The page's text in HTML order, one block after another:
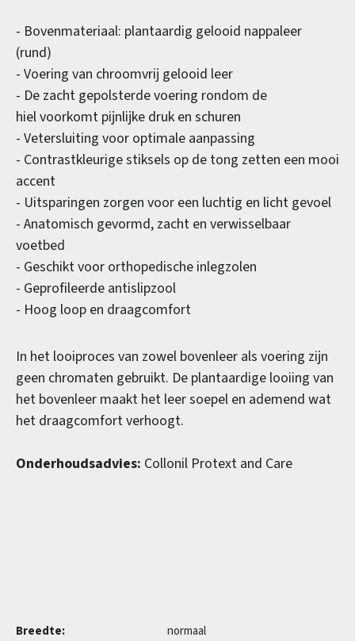
- Bovenmateriaal: plantaardig gelooid nappaleer
(rund)
- Voering van chroomvrij gelooid leer
- De zacht gepolsterde voering rondom de
hiel voorkomt pijnlijke druk en schuren
- Vetersluiting voor optimale aanpassing
- Contrastkleurige stiksels op de tong zetten een mooi
accent
- Uitsparingen zorgen voor een luchtig en licht gevoel
- Anatomisch gevormd, zacht en verwisselbaar
voetbed
- Geschikt voor orthopedische inlegzolen
- Geprofileerde antislipzool
- Hoog loop en draagcomfort
In het looiproces van zowel bovenleer als voering zijn
geen chromaten gebruikt. De plantaardige looiing van
het bovenleer maakt het leer soepel en ademend wat
het draagcomfort verhoogt.
Onderhoudsadvies: Collonil Protext and Care
Breedte:
normaal